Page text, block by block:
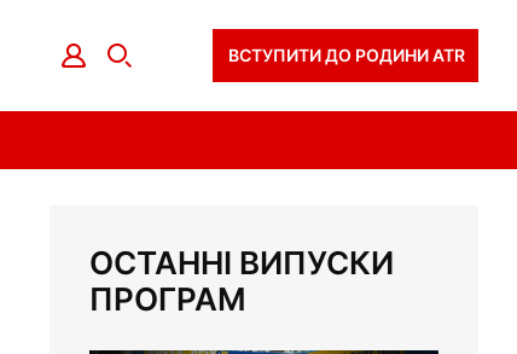
ВСТУПИТИ ДО РОДИНИ ATR
ОСТАННІ ВИПУСКИ
ПРОГРАМ